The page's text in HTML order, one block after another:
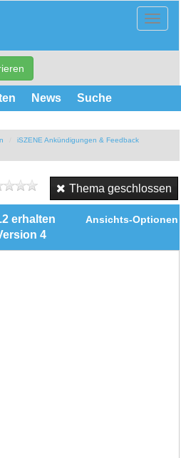
News Suche
iSZENE Ankündigungen & Feedback
Thema geschlossen
Ansichts-Optionen
erhalten
4